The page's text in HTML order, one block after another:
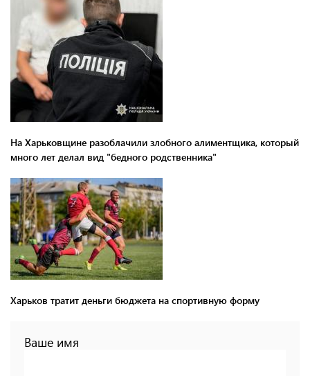
На Харьковщине разоблачили злобного алиментщика, который
много лет делал вид "бедного родственника"
Харьков тратит деньги бюджета на спортивную форму
Ваше имя